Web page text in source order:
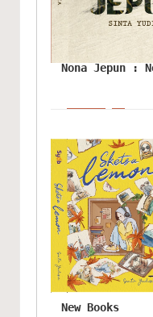
Nona Jepun :
New Books